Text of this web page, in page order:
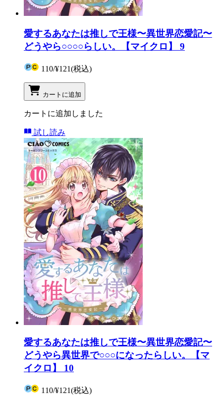
愛するあなたは推しで王様〜異世界恋愛記〜
どうやら○○○○らしい。【マイクロ】 9
110/¥121(税込)
カートに追加
カートに追加しました
試し読み
愛するあなたは推しで王様〜異世界恋愛記〜
どうやら異世界で○○○になったらしい。【マ
イクロ】 10
110/¥121(税込)